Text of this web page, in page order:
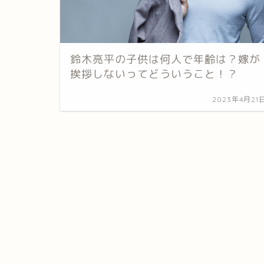
鈴木亮平の子供は何人で年齢は？嫁が
挨拶しないってどういうこと！？
2023年4月21